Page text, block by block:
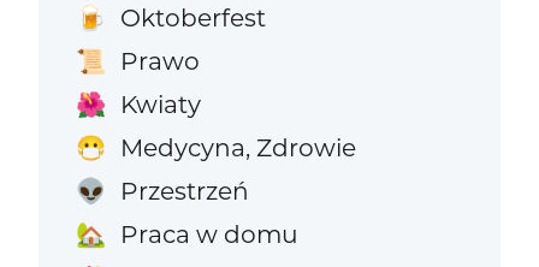
🍺 Oktoberfest
📜 Prawo
🌺 Kwiaty
😷 Medycyna, Zdrowie
👽 Przestrzeń
🏡 Praca w domu